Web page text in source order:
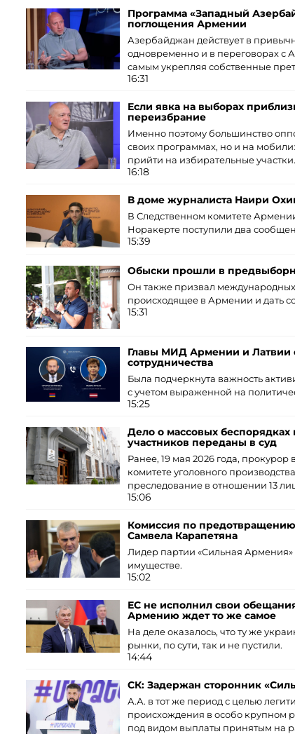
Программа «Западный
поглощения Армении
Азербайджан действует в
одновременно и в переговорах с
самым укрепляя собственные
16:31
Если явка на выборах
переизбрание
Именно поэтому большинство
своих программах, но и на
прийти на избирательные участки.
16:18
В доме журналиста Наири
В Следственном комитете
Норакерте поступили два
15:39
Обыски прошли в
Он также призвал
происходящее в Армении и дать
15:31
Главы МИД Армении и Латвии
сотрудничества
Была подчеркнута важность
с учетом выраженной на
15:25
Дело о массовых
участников переданы в суд
Ранее, 19 мая 2026 года,
комитете уголовного
преследование в отношении 13
15:06
Комиссия по
Самвела Карапетяна
Лидер партии «Сильная
имуществе.
15:02
ЕС не исполнил свои
Армению ждет то же самое
На деле оказалось, что ту же
рынки, по сути, так и не пустили.
14:44
СК: Задержан сторонник
А.А. в тот же период с целью
происхождения в особо крупном
под видом выплаты принятым на